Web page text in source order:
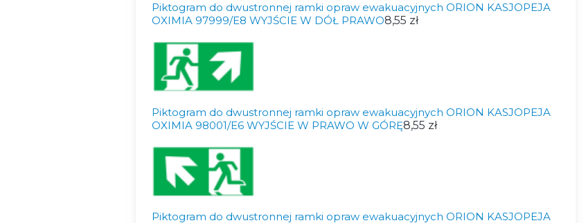
Piktogram do dwustronnej ramki opraw ewakuacyjnych ORION KASJOPEJA
OXIMIA 97999/E8 WYJŚCIE W DÓŁ PRAWO8,55 zł
Piktogram do dwustronnej ramki opraw ewakuacyjnych ORION KASJOPEJA
OXIMIA 98001/E6 WYJŚCIE W PRAWO W GÓRĘ8,55 zł
Piktogram do dwustronnej ramki opraw ewakuacyjnych ORION KASJOPEJA